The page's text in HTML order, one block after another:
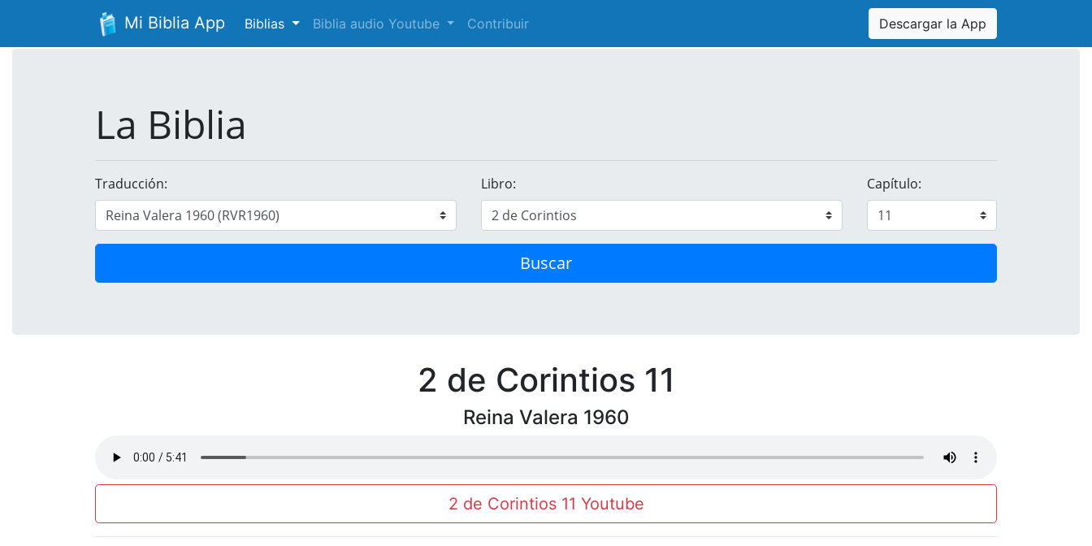
Mi Biblia App Biblias Biblia audio Youtube Contribuir Descargar la App
La Biblia
Traducción: Libro: Capítulo:
Buscar
2 de Corintios 11
Reina Valera 1960
2 de Corintios 11 Youtube